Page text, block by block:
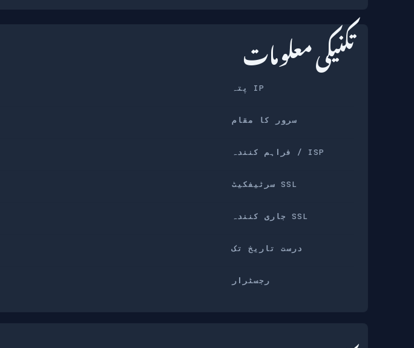
تکنیکی معلومات
IP پتہ
سرور کا مقام
ISP / فراہم کنندہ
SSL سرٹیفکیٹ
SSL جاری کنندہ
درست تاریخ تک
رجسٹرار